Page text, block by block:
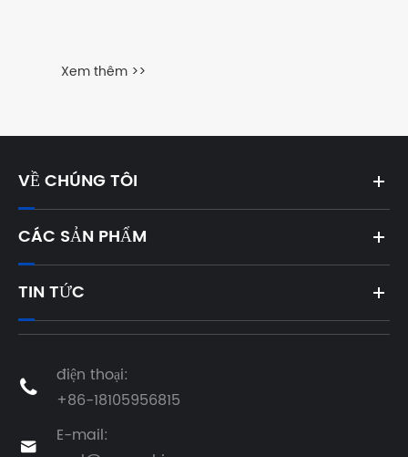
VỀ CHÚNG TÔI
CÁC SẢN PHẨM
TIN TỨC

điện thoại:
+86-18105956815

E-mail: